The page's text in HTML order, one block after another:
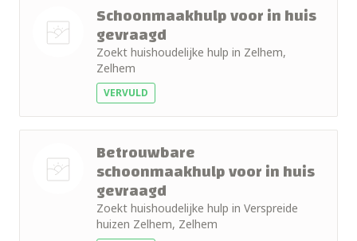
Schoonmaakhulp voor in huis
gevraagd
Zoekt huishoudelijke hulp in Zelhem,
Zelhem
VERVULD
Betrouwbare
schoonmaakhulp voor in huis
gevraagd
Zoekt huishoudelijke hulp in Verspreide
huizen Zelhem, Zelhem